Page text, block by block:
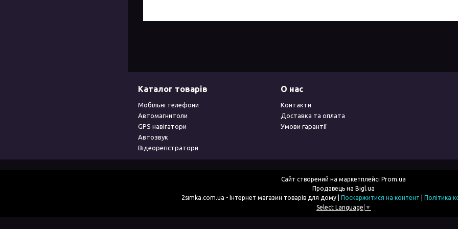
Каталог товарів
Мобільні телефони
Автомагнитоли
GPS навігатори
Автозвук
Відеорегістратори
О нас
Контакти
Доставка та оплата
Умови гарантії
Сайт створений на маркетплейсі Prom.ua
Продавець на Bigl.ua
Поскаржитися на контент
Політика
Select Language ▼